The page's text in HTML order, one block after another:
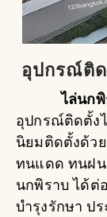
อุปกรณ์ติ
ไล่นก
อุปกรณ์ติดตั้ง
นิยมติดตั้งด้ว
ทนแดด ทนฝน
นกพิราบ ได้ต่
บำรุงรักษา ป